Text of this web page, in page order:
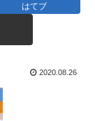
はてブ
2020.08.26